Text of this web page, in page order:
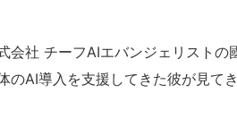
会社 チーフAIエバンジェリストの
のAI導入を支援してきた彼が見て